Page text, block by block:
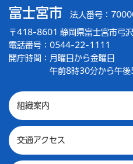
富士宮市 法人番号：
〒418-8601 静岡県富士宮市弓
電話番号：0544-22-1111
開庁時間： 月曜日から金曜日
午前8時30分から午
組織案内
交通アクセス